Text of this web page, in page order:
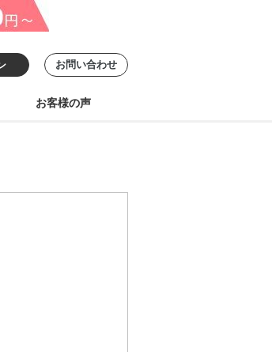
お問い合わせ
お客様の声